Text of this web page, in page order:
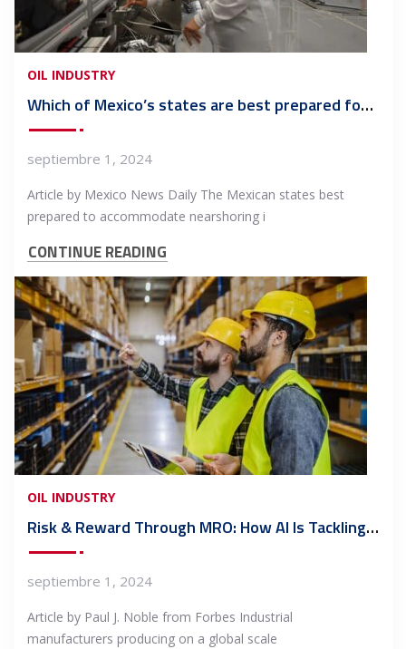
OIL INDUSTRY
Which of Mexico’s states are best prepared for nearshoring?
septiembre 1, 2024
Article by Mexico News Daily The Mexican states best
prepared to accommodate nearshoring i
CONTINUE READING
OIL INDUSTRY
Risk & Reward Through MRO: How AI Is Tackling Manufacturing’s Billion-Dollar Parts Problem
septiembre 1, 2024
Article by Paul J. Noble from Forbes Industrial
manufacturers producing on a global scale